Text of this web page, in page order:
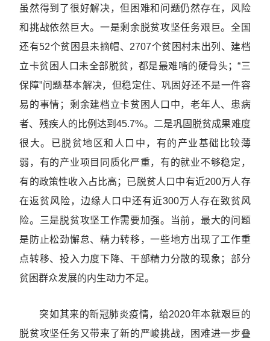
虽然得到了很好解决，但困难和问题仍然存在，风险
和挑战依然巨大。一是剩余脱贫攻坚任务艰巨。全国
还有52个贫困县未摘帽、2707个贫困村未出列、建档
立卡贫困人口未全部脱贫，都是最难啃的硬骨头；“三
保障”问题基本解决，但稳定住、巩固好还不是一件容
易的事情；剩余建档立卡贫困人口中，老年人、患病
者、残疾人的比例达到45.7%。二是巩固脱贫成果难度
很大。已脱贫地区和人口中，有的产业基础比较薄
弱，有的产业项目同质化严重，有的就业不够稳定，
有的政策性收入占比高；已脱贫人口中有近200万人存
在返贫风险，边缘人口中还有近300万人存在致贫风
险。三是脱贫攻坚工作需要加强。当前，最大的问题
是防止松劲懈怠、精力转移，一些地方出现了工作重
点转移、投入力度下降、干部精力分散的现象；部分
贫困群众发展的内生动力不足。
突如其来的新冠肺炎疫情，给2020年本就艰巨的
脱贫攻坚任务又带来了新的严峻挑战，困难进一步叠